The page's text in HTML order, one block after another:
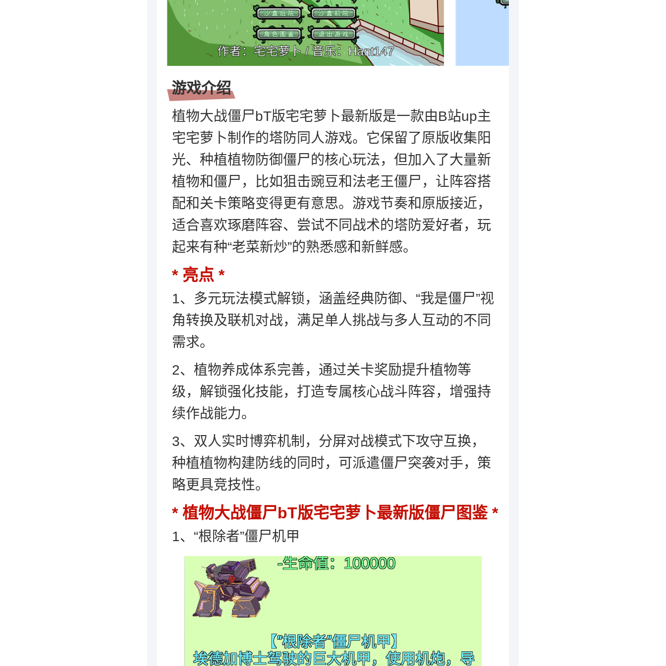
游戏介绍
植物大战僵尸bT版宅宅萝卜最新版是一款由B站up主
宅宅萝卜制作的塔防同人游戏。它保留了原版收集阳
光、种植植物防御僵尸的核心玩法，但加入了大量新
植物和僵尸，比如狙击豌豆和法老王僵尸，让阵容搭
配和关卡策略变得更有意思。游戏节奏和原版接近，
适合喜欢琢磨阵容、尝试不同战术的塔防爱好者，玩
起来有种“老菜新炒”的熟悉感和新鲜感。
亮点
1、多元玩法模式解锁，涵盖经典防御、“我是僵尸”视
角转换及联机对战，满足单人挑战与多人互动的不同
需求。
2、植物养成体系完善，通过关卡奖励提升植物等
级，解锁强化技能，打造专属核心战斗阵容，增强持
续作战能力。
3、双人实时博弈机制，分屏对战模式下攻守互换，
种植植物构建防线的同时，可派遣僵尸突袭对手，策
略更具竞技性。
植物大战僵尸bT版宅宅萝卜最新版僵尸图鉴
1、“根除者”僵尸机甲